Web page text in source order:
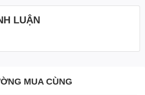
hỗ trợ tốt với:
vòng từ tính ở mặt lưng (như các dòng
ring từ tính mỏng hoặc plate kim loại.
Android hay các mẫu máy màn hình
LUẬN
MUA CÙNG